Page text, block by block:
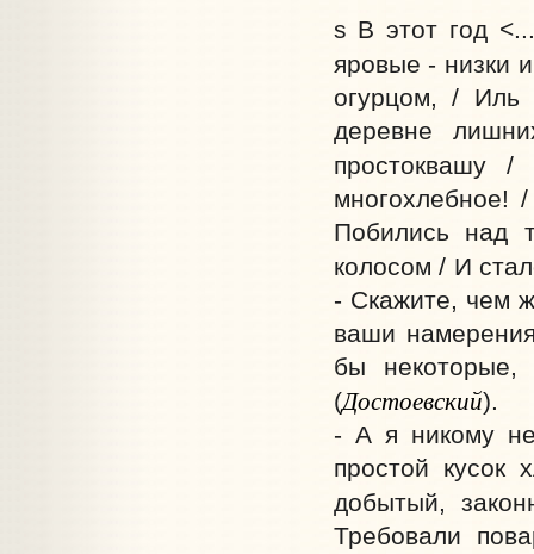
s В этот год
яровые - низки
огурцом, /
деревне
простоквашу
Побились над
колосом / И
- Скажите, чем
ваши
бы
(Достоевский).
- А я никому
простой кусок
добытый,
Требовали